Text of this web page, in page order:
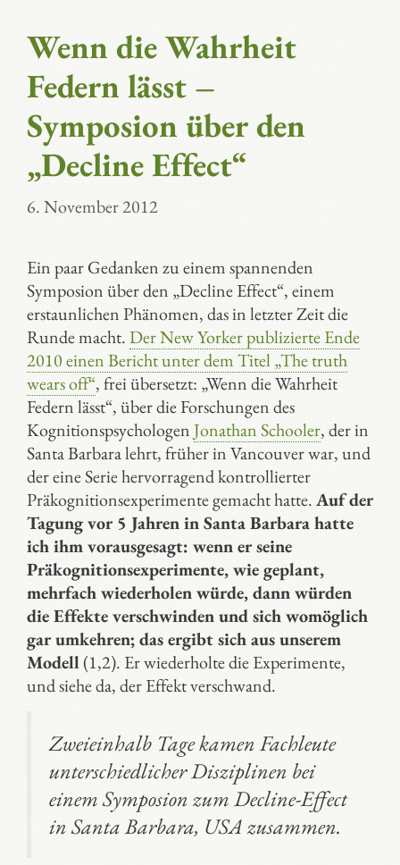
Wenn die Wahrheit
Federn lässt –
Symposion über den
„Decline Effect“
6. November 2012
Ein paar Gedanken zu einem spannenden
Symposion über den „Decline Effect“, einem
erstaunlichen Phänomen, das in letzter Zeit die
Runde macht.Der New Yorker publizierte Ende
2010 einen Bericht unter dem Titel „The truth
wears off“, frei übersetzt: „Wenn die Wahrheit
Federn lässt“, über die Forschungen des
KognitionspsychologenJonathan Schooler, der in
Santa Barbara lehrt, früher in Vancouver war, und
der eine Serie hervorragend kontrollierter
Präkognitionsexperimente gemacht hatte.Auf der
Tagung vor 5 Jahren in Santa Barbara hatte
ich ihm vorausgesagt: wenn er seine
Präkognitionsexperimente, wie geplant,
mehrfach wiederholen würde, dann würden
die Effekte verschwinden und sich womöglich
gar umkehren; das ergibt sich aus unserem
Modell(1,2). Er wiederholte die Experimente,
und siehe da, der Effekt verschwand.
Zweieinhalb Tage kamen Fachleute
unterschiedlicher Disziplinen bei
einem Symposion zum Decline-Effect
in Santa Barbara, USA zusammen.